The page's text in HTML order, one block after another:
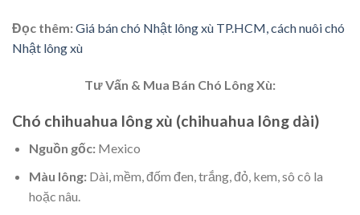
Đọc thêm:Giá bán chó Nhật lông xù TP.HCM, cách nuôi chó
Nhật lông xù
Tư Vấn & Mua Bán Chó Lông Xù:
Chó chihuahua lông xù (chihuahua lông dài)
Nguồn gốc:Mexico
Màu lông:Dài, mềm, đốm đen, trắng, đỏ, kem, sô cô la
hoặc nâu.